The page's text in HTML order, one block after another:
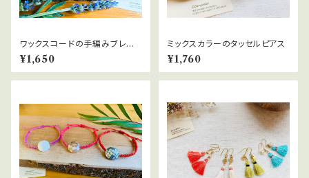
ワックスコードの手編みブレス
レット
¥1,650
ミックスカラーのタッセルピアス
¥1,760